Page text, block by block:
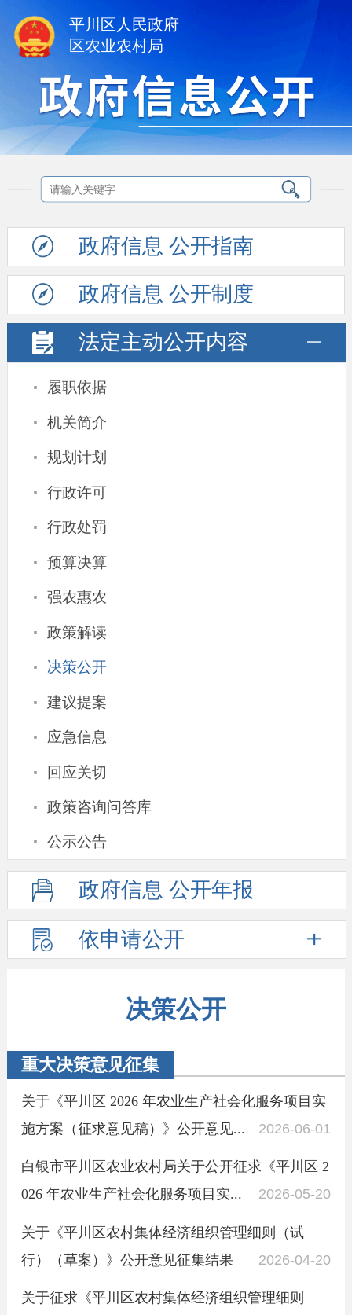
平川区人民政府
区农业农村局
政府信息 公开指南
政府信息 公开制度
法定主动公开内容
· 履职依据
· 机关简介
· 规划计划
· 行政许可
· 行政处罚
· 预算决算
· 强农惠农
· 政策解读
· 决策公开
· 建议提案
· 应急信息
· 回应关切
· 政策咨询问答库
· 公示公告
政府信息 公开年报
依申请公开
决策公开
重大决策意见征集
关于《平川区 2026 年农业生产社会化服务项目实
施方案（征求意见稿）》公开意见...
2026-06-01
白银市平川区农业农村局关于公开征求《平川区 2
026 年农业生产社会化服务项目实...
2026-05-20
关于《平川区农村集体经济组织管理细则（试
行）（草案）》公开意见征集结果
2026-04-20
关于征求《平川区农村集体经济组织管理细则